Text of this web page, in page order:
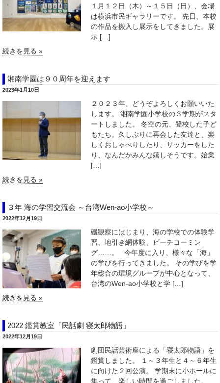
１月１２日（木）～１５日（日）、会場
は横浜市民ギャラリーです。 先日、本校
の作品を搬入し展示をしてきました。展
示 […]
続きを見る »
湘南学園は９０周年を迎えます
2023年1月10日
２０２３年、どうぞよろしくお願いいた
します。 湘南学園小学校の３学期がスタ
ートしました。 冬空の元、登校した子ど
もたち。久しぶりに再会した友達と、楽
しくおしゃべりしたり、サッカーをした
り、なんだかみんな嬉しそうです。始業
[…]
続きを見る »
３年 海の学習交流会 ～台湾Wen-ao小学校～
2022年12月19日
磯観察にはじまり、海の学校での体験学
習、地引き網体験、ビーチコーミン
グ……。 今年度に入り、様々な「海」
の学びを行ってきました。 その学びを学
年総合の環境グループが中心となって、
台湾のWen-ao小学校と学 […]
続きを見る »
2022 鑑賞教室「民話劇 寝太郎物語」
2022年12月19日
劇団民話芸術座による「寝太郎物語」を
鑑賞しました。 １～３年生と４～６年生
に向けた２回公演。 学期末に小ホールに
集って、楽しい時間を過ごしました。